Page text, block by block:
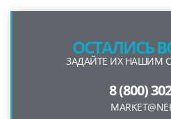
ОСТАЛИСЬ
ЗАДАЙТЕ ИХ НАШИМ
8 (800)